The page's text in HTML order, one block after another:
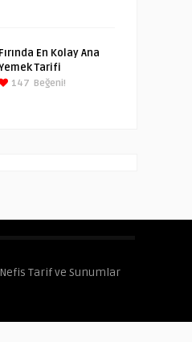
Fırında En Kolay Ana
Tarifi
147 Beğeni!
Tarif ve Sunumlar